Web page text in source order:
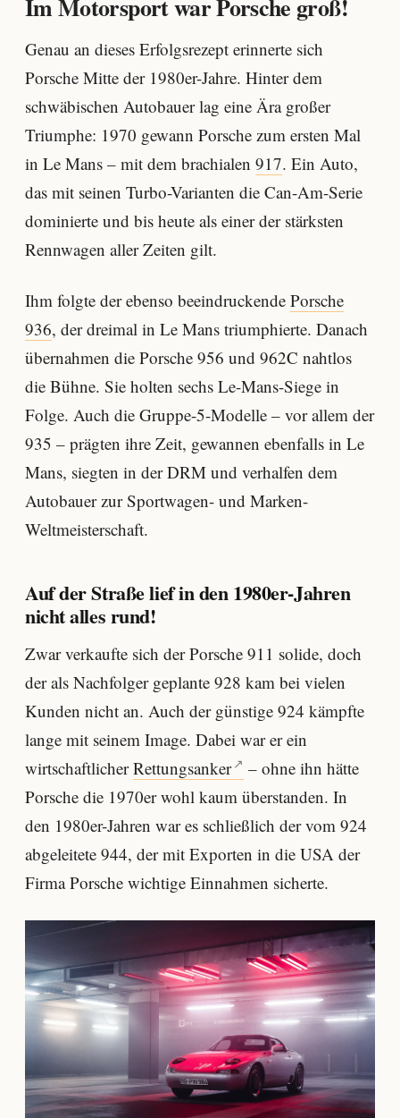
Im Motorsport war Porsche groß!
Genau an dieses Erfolgsrezept erinnerte sich
Porsche Mitte der 1980er-Jahre. Hinter dem
schwäbischen Autobauer lag eine Ära großer
Triumphe: 1970 gewann Porsche zum ersten Mal
in Le Mans – mit dem brachialen 917. Ein Auto,
das mit seinen Turbo-Varianten die Can-Am-Serie
dominierte und bis heute als einer der stärksten
Rennwagen aller Zeiten gilt.
Ihm folgte der ebenso beeindruckende Porsche
936, der dreimal in Le Mans triumphierte. Danach
übernahmen die Porsche 956 und 962C nahtlos
die Bühne. Sie holten sechs Le-Mans-Siege in
Folge. Auch die Gruppe-5-Modelle – vor allem der
935 – prägten ihre Zeit, gewannen ebenfalls in Le
Mans, siegten in der DRM und verhalfen dem
Autobauer zur Sportwagen- und Marken-
Weltmeisterschaft.
Auf der Straße lief in den 1980er-Jahren
nicht alles rund!
Zwar verkaufte sich der Porsche 911 solide, doch
der als Nachfolger geplante 928 kam bei vielen
Kunden nicht an. Auch der günstige 924 kämpfte
lange mit seinem Image. Dabei war er ein
wirtschaftlicherRettungsanker
– ohne ihn hätte
Porsche die 1970er wohl kaum überstanden. In
den 1980er-Jahren war es schließlich der vom 924
abgeleitete 944, der mit Exporten in die USA der
Firma Porsche wichtige Einnahmen sicherte.